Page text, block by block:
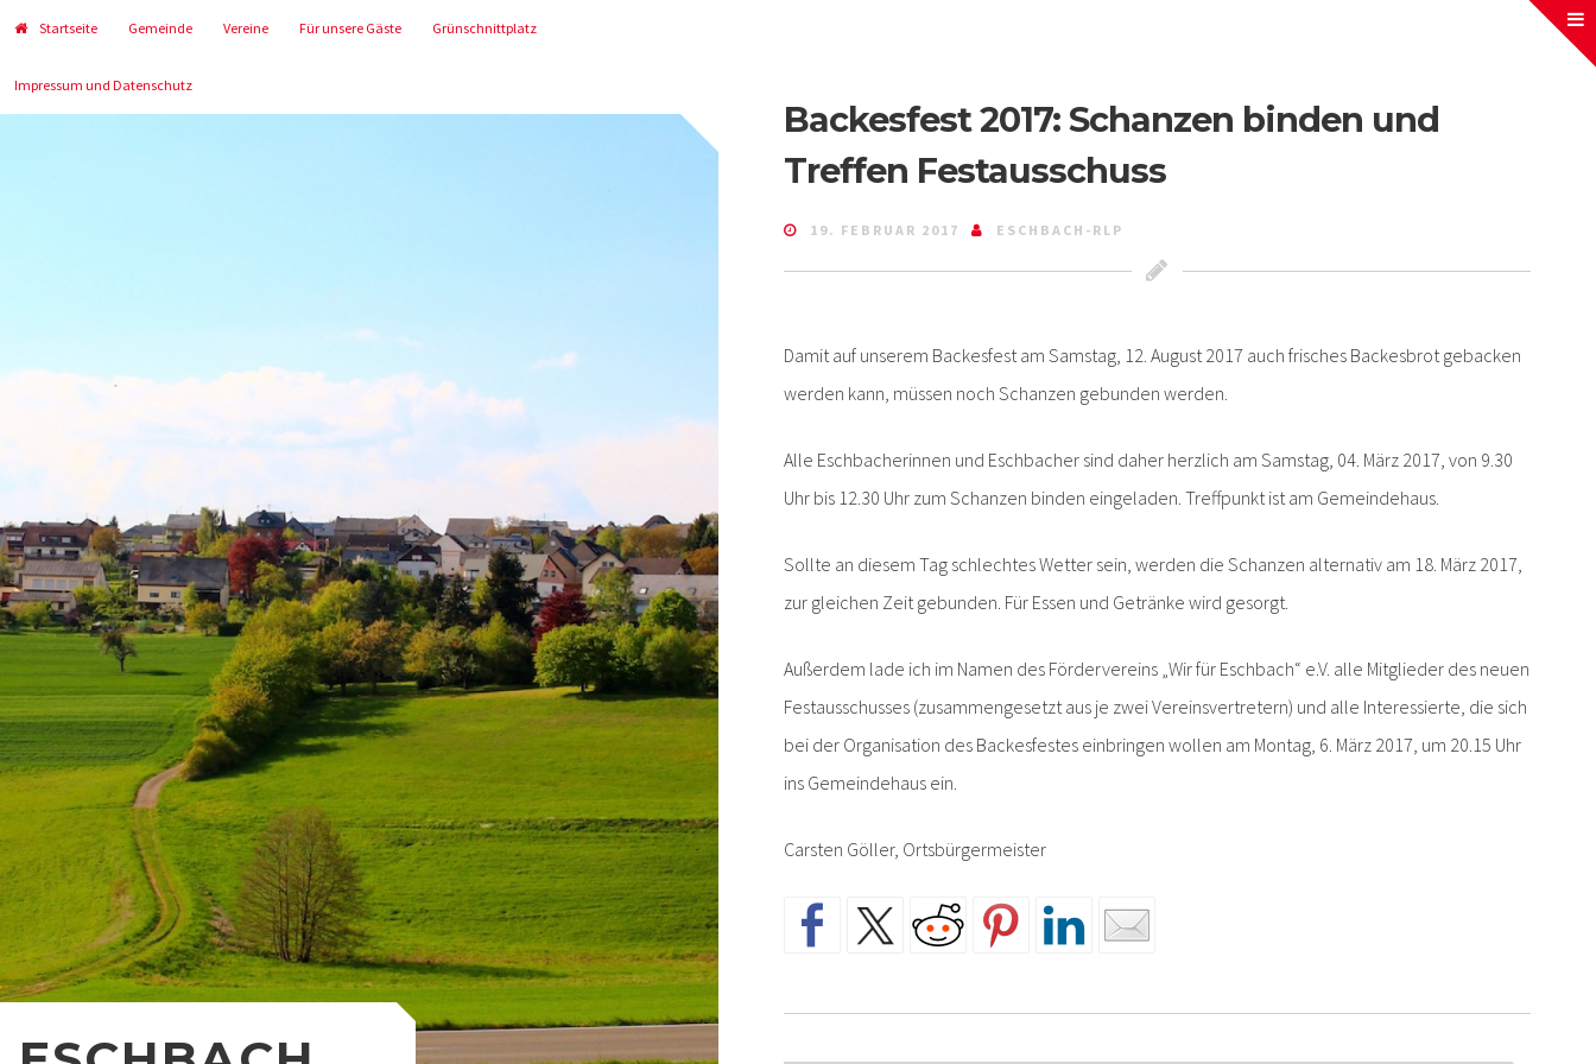
Startseite Gemeinde Vereine Für unsere Gäste Grünschnittplatz
Impressum und Datenschutz
Backesfest 2017: Schanzen binden und
Treffen Festausschuss
19. FEBRUAR 2017 ESCHBACH-RLP
Damit auf unserem Backesfest am Samstag, 12. August 2017 auch frisches Backesbrot gebacken
werden kann, müssen noch Schanzen gebunden werden.
Alle Eschbacherinnen und Eschbacher sind daher herzlich am Samstag, 04. März 2017, von 9.30
Uhr bis 12.30 Uhr zum Schanzen binden eingeladen. Treffpunkt ist am Gemeindehaus.
Sollte an diesem Tag schlechtes Wetter sein, werden die Schanzen alternativ am 18. März 2017,
zur gleichen Zeit gebunden. Für Essen und Getränke wird gesorgt.
Außerdem lade ich im Namen des Fördervereins „Wir für Eschbach“ e.V. alle Mitglieder des neuen
Festausschusses (zusammengesetzt aus je zwei Vereinsvertretern) und alle Interessierte, die sich
bei der Organisation des Backesfestes einbringen wollen am Montag, 6. März 2017, um 20.15 Uhr
ins Gemeindehaus ein.
Carsten Göller, Ortsbürgermeister